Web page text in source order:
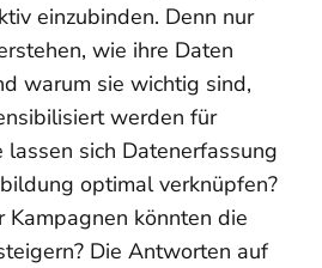
einzubinden. Denn nur
wie ihre Daten
warum sie wichtig sind,
werden für
sich Datenerfassung
optimal verknüpfen?
Kampagnen könnten die
Die Antworten auf